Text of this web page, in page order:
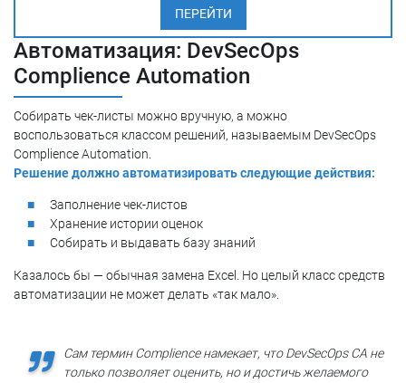
ПЕРЕЙТИ
Автоматизация: DevSecOps
Complience Automation
Собирать чек-листы можно вручную, а можно
воспользоваться классом решений, называемым DevSecOps
Complience Automation.
Решение должно автоматизировать следующие действия:
Заполнение чек-листов
Хранение истории оценок
Собирать и выдавать базу знаний
Казалось бы — обычная замена Excel. Но целый класс средств
автоматизации не может делать «так мало».
Сам термин Complience намекает, что DevSecOps CA не
только позволяет оценить, но и достичь желаемого